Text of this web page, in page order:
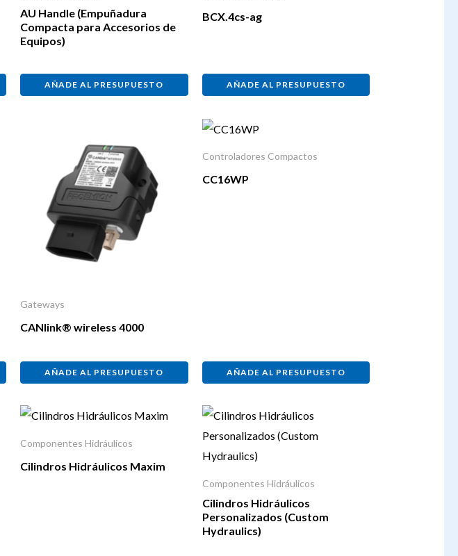
AU Handle (Empuñadura
Compacta para Accesorios de
Equipos)
AÑADE AL PRESUPUESTO
BCX.4cs-ag
AÑADE AL PRESUPUESTO
Gateways
CANlink® wireless 4000
AÑADE AL PRESUPUESTO
Controladores Compactos
CC16WP
AÑADE AL PRESUPUESTO
Componentes Hidráulicos
Cilindros Hidráulicos Maxim
Componentes Hidráulicos
Cilindros Hidráulicos
Personalizados (Custom
Hydraulics)